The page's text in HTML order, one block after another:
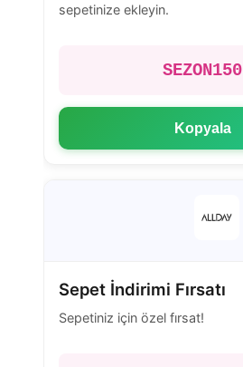
sepetinize ekleyin.
SEZON150
Kopyala
Sepet İndirimi Fırsatı
Sepetiniz için özel fırsat!